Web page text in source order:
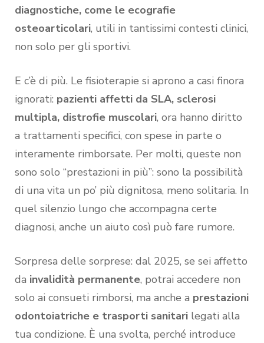
diagnostiche, come le ecografie
osteoarticolari, utili in tantissimi contesti clinici,
non solo per gli sportivi.
E c’è di più. Le fisioterapie si aprono a casi finora
ignorati: pazienti affetti da SLA, sclerosi
multipla, distrofie muscolari, ora hanno diritto
a trattamenti specifici, con spese in parte o
interamente rimborsate. Per molti, queste non
sono solo “prestazioni in più”: sono la possibilità
di una vita un po’ più dignitosa, meno solitaria. In
quel silenzio lungo che accompagna certe
diagnosi, anche un aiuto così può fare rumore.
Sorpresa delle sorprese: dal 2025, se sei affetto
da invalidità permanente, potrai accedere non
solo ai consueti rimborsi, ma anche a prestazioni
odontoiatriche e trasporti sanitari legati alla
tua condizione. È una svolta, perché introduce